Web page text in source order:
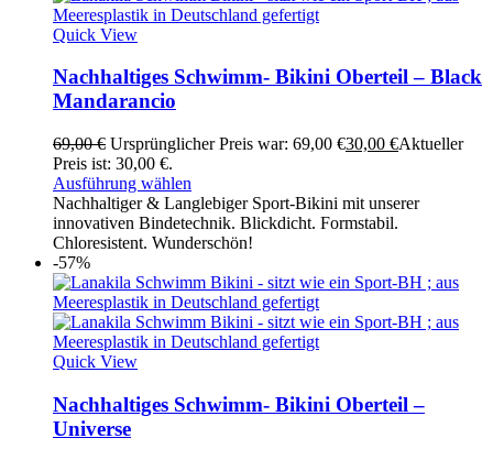
Quick View
Nachhaltiges Schwimm- Bikini Oberteil – Black
Mandarancio
69,00€ Ursprünglicher Preis war: 69,00 €30,00 €Aktueller
Preis ist: 30,00 €.
Ausführung wählen
Nachhaltiger & Langlebiger Sport-Bikini mit unserer
innovativen Bindetechnik. Blickdicht. Formstabil.
Chloresistent. Wunderschön!
-57%
Quick View
Nachhaltiges Schwimm- Bikini Oberteil –
Universe